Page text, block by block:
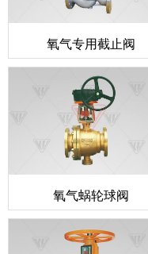
氧气专用截止阀
氧气蜗轮球阀